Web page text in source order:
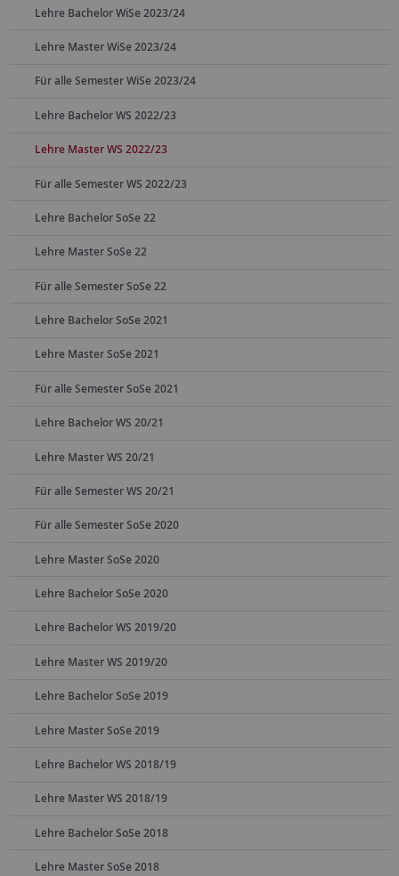
Lehre Bachelor WiSe 2023/24
Lehre Master WiSe 2023/24
Für alle Semester WiSe 2023/24
Lehre Bachelor WS 2022/23
Lehre Master WS 2022/23
Für alle Semester WS 2022/23
Lehre Bachelor SoSe 22
Lehre Master SoSe 22
Für alle Semester SoSe 22
Lehre Bachelor SoSe 2021
Lehre Master SoSe 2021
Für alle Semester SoSe 2021
Lehre Bachelor WS 20/21
Lehre Master WS 20/21
Für alle Semester WS 20/21
Für alle Semester SoSe 2020
Lehre Master SoSe 2020
Lehre Bachelor SoSe 2020
Lehre Bachelor WS 2019/20
Lehre Master WS 2019/20
Lehre Bachelor SoSe 2019
Lehre Master SoSe 2019
Lehre Bachelor WS 2018/19
Lehre Master WS 2018/19
Lehre Bachelor SoSe 2018
Lehre Master SoSe 2018